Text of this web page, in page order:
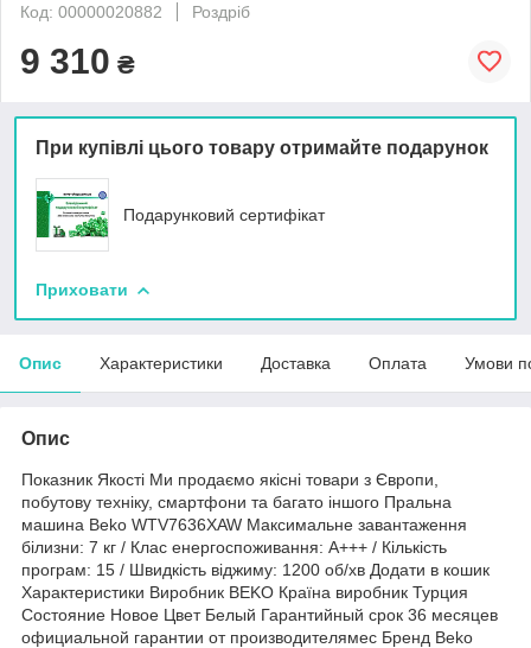
Код: 00000020882
Роздріб
9 310 ₴
При купівлі цього товару отримайте подарунок
Подарунковий сертифікат
Приховати
Опис Характеристики Доставка Оплата Умови
Опис
Показник Якості Ми продаємо якісні товари з Європи,
побутову техніку, смартфони та багато іншого Пральна
машина Beko WTV7636XAW Максимальне завантаження
білизни: 7 кг / Клас енергоспоживання: А+++ / Кількість
програм: 15 / Швидкість віджиму: 1200 об/хв Додати в кошик
Характеристики Виробник BEKO Країна виробник Турция
Состояние Новое Цвет Белый Гарантийный срок 36 месяцев
официальной гарантии от производителямес Бренд Beko